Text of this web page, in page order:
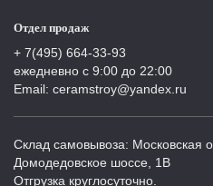
Отдел продаж
+ 7(495) 664-33-93
ежедневно с 9:00 до 22:00
Email: ceramstroy@yandex.ru
Склад самовывоза: Московская
Домодедовское шоссе, 1В
Отгрузка круглосуточно.